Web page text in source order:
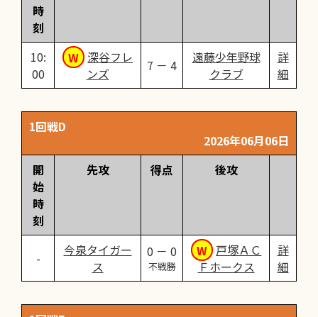
時
刻
10:
00
深谷フレ
ンズ
7 － 4
遠藤少年野球
クラブ
詳
細
1回戦D
2026年06月06日
開
始
時
刻
先攻 得点 後攻
今泉タイガー
ス
0 － 0
不戦勝
戸塚ＡＣ
Ｆホークス
詳
細